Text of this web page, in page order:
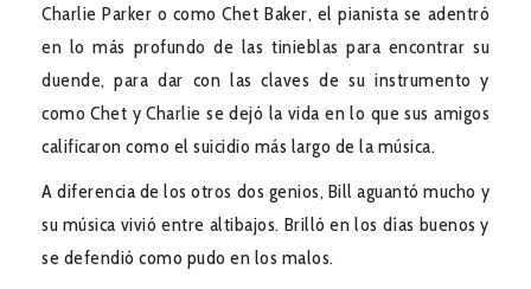
Charlie Parker o como Chet Baker, el pianista se adentró
en lo más profundo de las tinieblas para encontrar su
duende, para dar con las claves de su instrumento y
como Chet y Charlie se dejó la vida en lo que sus amigos
calificaron como el suicidio más largo de la música.
A diferencia de los otros dos genios, Bill aguantó mucho y
su música vivió entre altibajos. Brilló en los días buenos y
se defendió como pudo en los malos.